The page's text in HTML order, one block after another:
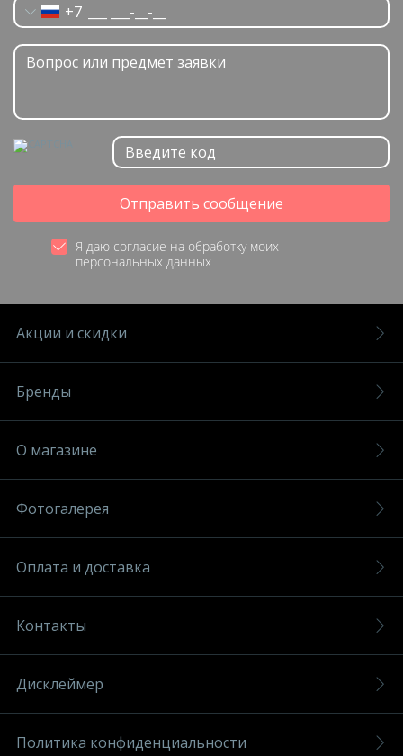
+7
Отправить сообщение
Я даю согласие на обработку моих
персональных данных
Акции и скидки
Бренды
О магазине
Фотогалерея
Оплата и доставка
Контакты
Дисклеймер
Политика конфиденциальности